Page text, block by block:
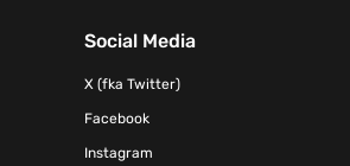
Social Media
X (fka Twitter)
Facebook
Instagram